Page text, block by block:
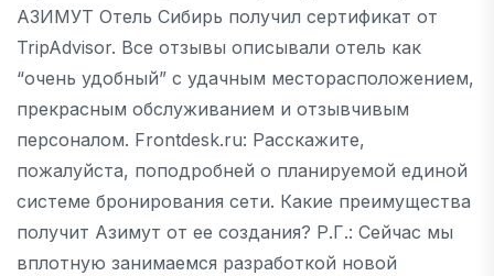
АЗИМУТ Отель Сибирь получил сертификат от
TripAdvisor. Все отзывы описывали отель как
“очень удобный” с удачным месторасположением,
прекрасным обслуживанием и отзывчивым
персоналом. Frontdesk.ru: Расскажите,
пожалуйста, поподробней о планируемой единой
системе бронирования сети. Какие преимущества
получит Азимут от ее создания? Р.Г.: Сейчас мы
вплотную занимаемся разработкой новой